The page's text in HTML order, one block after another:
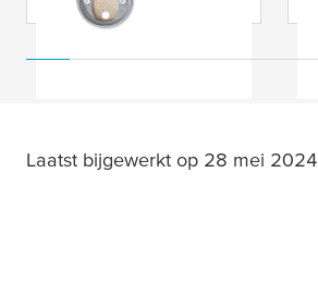
Laatst bijgewerkt op 28 mei 2024